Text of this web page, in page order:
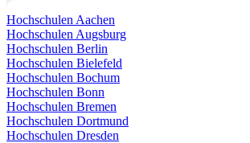
Hochschulen Aachen
Hochschulen Augsburg
Hochschulen Berlin
Hochschulen Bielefeld
Hochschulen Bochum
Hochschulen Bonn
Hochschulen Bremen
Hochschulen Dortmund
Hochschulen Dresden